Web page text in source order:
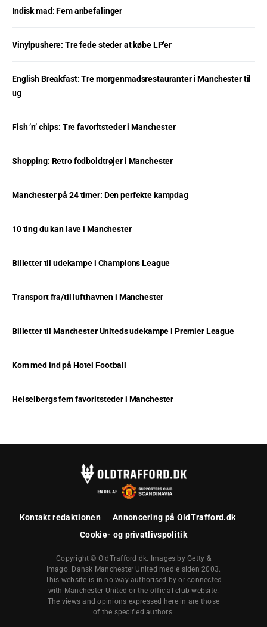
Indisk mad: Fem anbefalinger
Vinylpushere: Tre fede steder at købe LP’er
English Breakfast: Tre morgenmadsrestauranter i Manchester til
ug
Fish ’n’ chips: Tre favoritsteder i Manchester
Shopping: Retro fodboldtrøjer i Manchester
Manchester på 24 timer: Den perfekte kampdag
10 ting du kan lave i Manchester
Billetter til udekampe i Champions League
Transport fra/til lufthavnen i Manchester
Billetter til Manchester Uniteds udekampe i Premier League
Kom med ind på Hotel Football
Heiselbergs fem favoritsteder i Manchester
Kontakt redaktionen
Annoncering på OldTrafford.dk
Cookie- og privatlivspolitik
Copyright © OldTrafford.dk. Images by Getty &
Imago. Dansk Manchester United medie siden 2003.
This website is in no way authorised by or connected
with Manchester United or the official club website.
The views and opinions expressed here in are those
of the specified authors.